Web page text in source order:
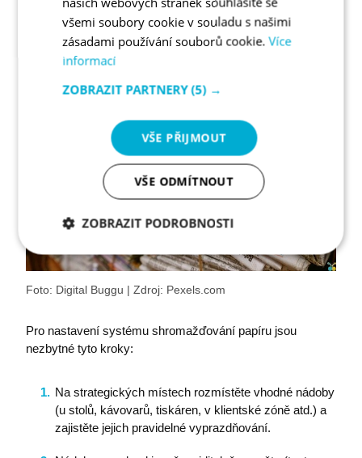
Pokud ve firmě nemáte odpadového hospodáře, vyberte z
týmu osobu, která bude mít problematiku na starosti.
Foto: Digital Buggu | Zdroj: Pexels.com
Pro nastavení systému shromažďování papíru jsou
nezbytné tyto kroky:
Na strategických místech rozmístěte vhodné nádoby
(u stolů, kávovarů, tiskáren, v klientské zóně atd.) a
zajistěte jejich pravidelné vyprazdňování.
všemi soubory cookie v souladu s našimi
zásadami používání souborů cookie. Více
informací
ZOBRAZIT PARTNERY (5) →
VŠE PŘIJMOUT
VŠE ODMÍTNOUT
ZOBRAZIT PODROBNOSTI
Nezbytně
nutné
soubory
Analytika Marketing
Funkční soubory